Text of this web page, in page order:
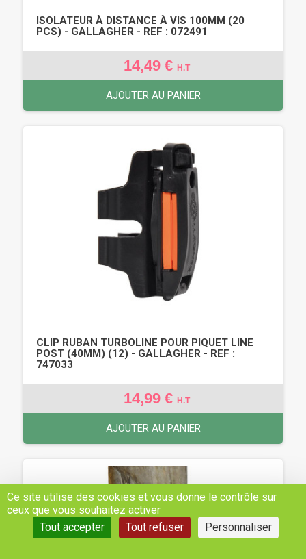
ISOLATEUR À DISTANCE À VIS 100MM (20
PCS) - GALLAGHER - REF : 072491
14,49 € H.T
AJOUTER AU PANIER
CLIP RUBAN TURBOLINE POUR PIQUET LINE
POST (40MM) (12) - GALLAGHER - REF :
747033
14,99 € H.T
AJOUTER AU PANIER
Ce site utilise des cookies et vous donne le contrôle sur
ceux que vous souhaitez activer
Tout accepter
Tout refuser Personnaliser